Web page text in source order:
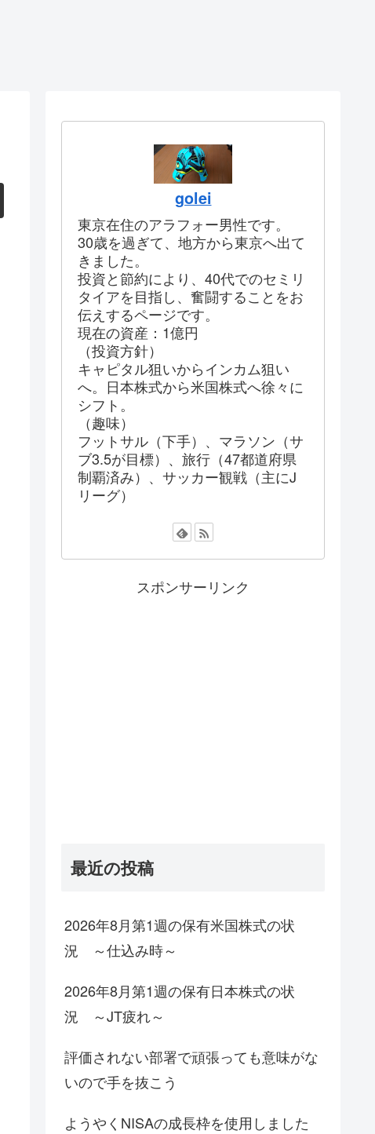
golei
東京在住のアラフォー男性です。
30歳を過ぎて、地方から東京へ出て
きました。
投資と節約により、40代でのセミリ
タイアを目指し、奮闘することをお
伝えするページです。
現在の資産：1億円
（投資方針）
キャピタル狙いからインカム狙い
へ。日本株式から米国株式へ徐々に
シフト。
（趣味）
フットサル（下手）、マラソン（サ
ブ3.5が目標）、旅行（47都道府県
制覇済み）、サッカー観戦（主にJ
リーグ）
スポンサーリンク
最近の投稿
2026年8月第1週の保有米国株式の状
況 ～仕込み時～
2026年8月第1週の保有日本株式の状
況 ～JT疲れ～
評価されない部署で頑張っても意味がな
いので手を抜こう
ようやくNISAの成長枠を使用しました